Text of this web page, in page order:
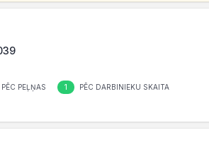
PĒC PEĻŅAS 1 PĒC DARBINIEKU SKAITA